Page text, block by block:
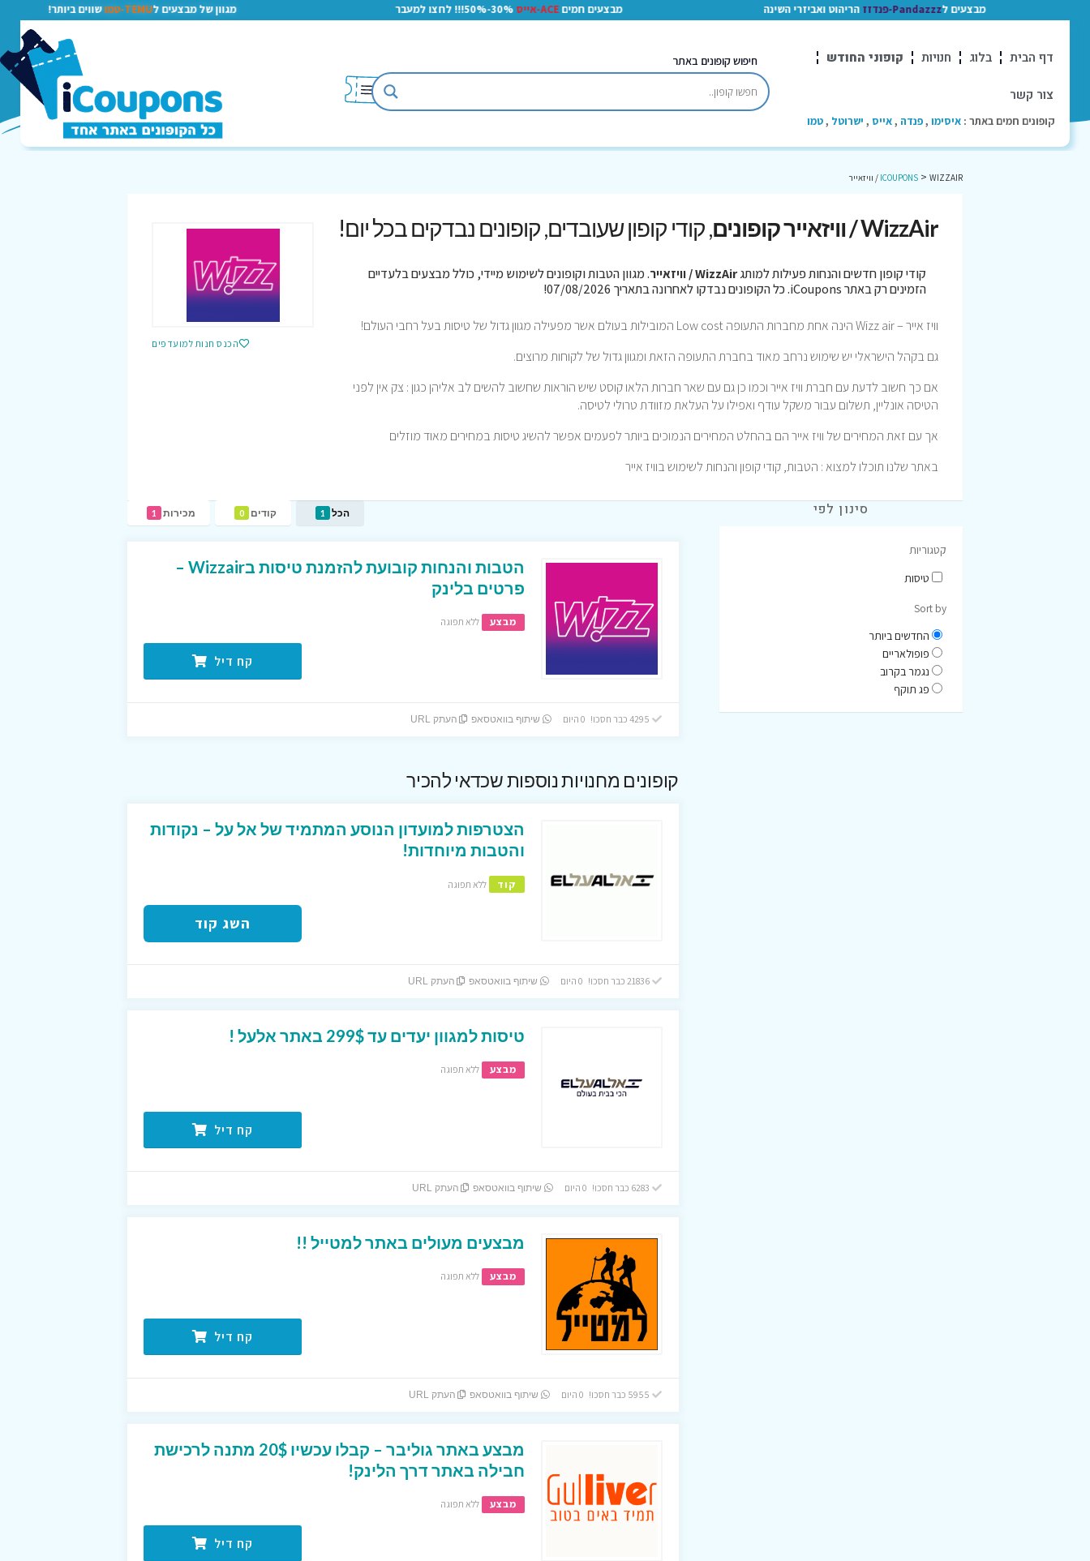
מבצעים לPandazzz-פנדזז הריהוט ואביזרי השינה מבצעים חמיםACE-אייס 30%-50%!!! לחצו למעבר מגוון של מבצעים לTEMU-טמו שווים ביותר!
דף הבית בלוג חנויות קופוני החודש
צור קשר
קופונים חמים באתר : איסימו ,פנדה ,אייס , ישרוטל ,טמו
חיפוש קופונים באתר
ICOUPONS > WIZZAIR / וויזאייר
הכנס חנות למועדפים
WizzAir / וויזאייר קופונים , קודי קופון שעובדים, קופונים נבדקים בכל יום!
קודי קופון חדשים והנחות פעילות למותגWizzAir / וויזאייר
. מגוון הטבות וקופונים לשימוש מיידי, כולל מבצעים בלעדיים
הזמינים רק באתר iCoupons. כל הקופונים נבדקו לאחרונה בתאריך 07/08/2026!
וויז אייר – Wizz air הינה אחת מחברות התעופה Low cost המובילות בעולם אשר מפעילה מגוון גדול של טיסות בעל רחבי העולם!
גם בקהל הישראלי יש שימוש נרחב מאוד בחברת התעופה הזאת ומגוון גדול של לקוחות מרוצים.
אם כך חשוב לדעת עם חברת וויז אייר וכמו כן גם עם שאר חברות הלאו קוסט שיש הוראות שחשוב להשים לב אליהן כגון : צק אין לפני
הטיסה אונליין, תשלום עבור משקל עודף ואפילו על העלאת מזוודת טרולי לטיסה.
אך עם זאת המחירים של וויז אייר הם בהחלט המחירים הנמוכים ביותר לפעמים אפשר להשיג טיסות במחירים מאוד מוזלים
באתר שלנו תוכלו למצוא : הטבות, קודי קופון והנחות לשימוש בוויז אייר
הכל 1 קודים 0 מכירות 1
הטבות והנחות קובועת להזמנת טיסות בWizzair –
פרטים בלינק
מבצע ללא תפוגה
קח דיל
שיתוף בוואטסאפ העתק URL
קופונים מחנויות נוספות שכדאי להכיר
הצטרפות למועדון הנוסע המתמיד של אל על – נקודות
והטבות מיוחדות!
קוד ללא תפוגה
השג קוד
21836 כבר חסכו! 0 היום שיתוף בוואטסאפ העתק URL
טיסות למגוון יעדים עד 299$ באתר אלעל !
מבצע ללא תפוגה
קח דיל
שיתוף בוואטסאפ העתק URL
מבצעים מעולים באתר למטייל !!
מבצע ללא תפוגה
קח דיל
שיתוף בוואטסאפ העתק URL
מבצע באתר גוליבר – קבלו עכשיו 20$ מתנה לרכישת
חבילה באתר דרך הלינק!
מבצע ללא תפוגה
קח דיל
סינון לפי
קטגוריות
טיסות
Sort by
החדשים ביותר
פופולאריים
נגמר בקרוב
פג תוקף